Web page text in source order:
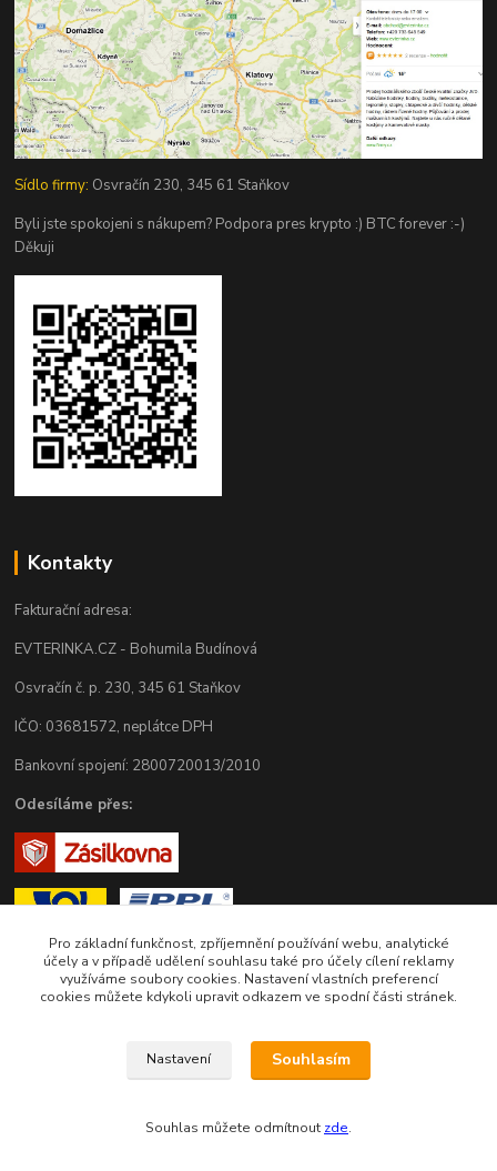
Sídlo firmy: Osvračín 230, 345 61 Staňkov
Byli jste spokojeni s nákupem? Podpora pres krypto :) BTC forever :-)
Děkuji
Kontakty
Fakturační adresa:
EVTERINKA.CZ - Bohumila Budínová
Osvračín č. p. 230, 345 61 Staňkov
IČO: 03681572, neplátce DPH
Bankovní spojení: 2800720013/2010
Odesíláme přes:
Bohunka Budínová
(Po-Pá - 9:00-17:00hod, So 8:00-12:00hod)
Pro základní funkčnost, zpříjemnění používání webu, analytické
účely a v případě udělení souhlasu také pro účely cílení reklamy
využíváme soubory cookies. Nastavení vlastních preferencí
cookies můžete kdykoli upravit odkazem ve spodní části stránek.
Nastavení Souhlasím
Souhlas můžete odmítnout zde.